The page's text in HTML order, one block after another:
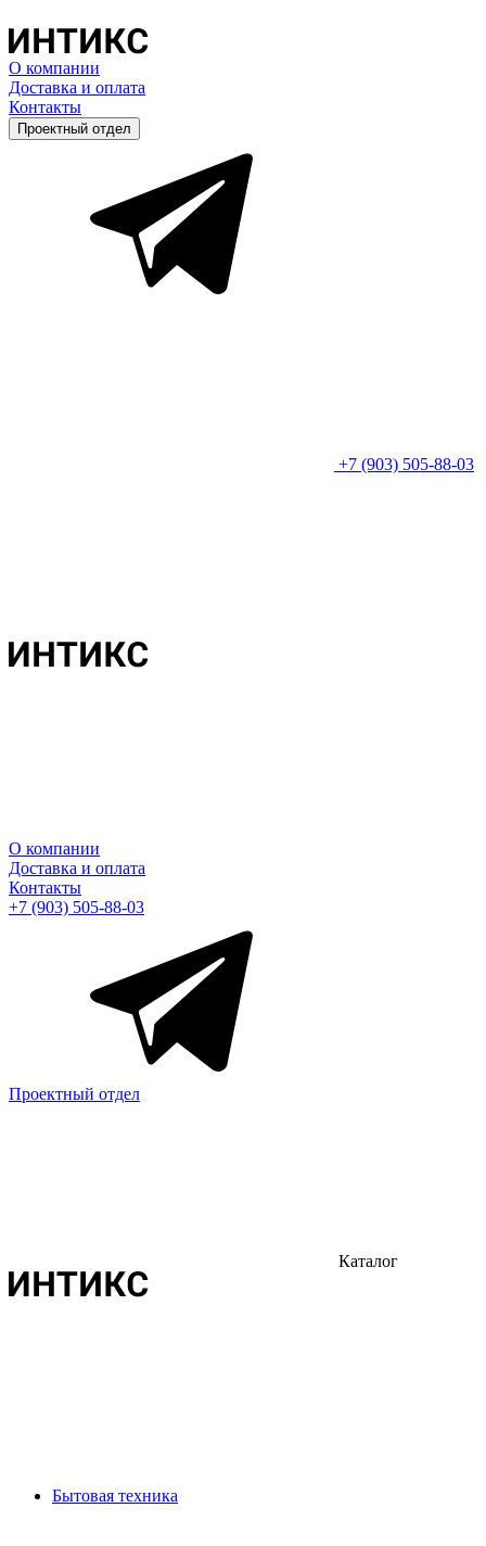
О компании
Доставка и оплата
Контакты
Проектный отдел
+7 (903) 505-88-03
О компании
Доставка и оплата
Контакты
+7 (903) 505-88-03
Проектный отдел
Каталог
Бытовая техника